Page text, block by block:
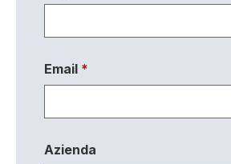
Email *
Azienda